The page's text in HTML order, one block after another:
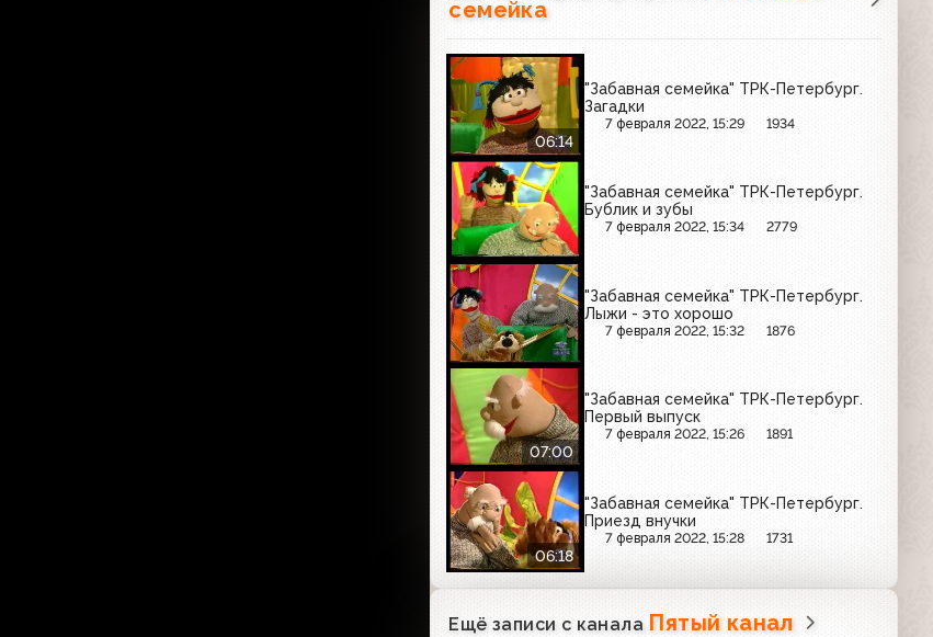
семейка
06:14
"Забавная семейка" ТРК-Петербург.
Загадки
7 февраля 2022, 15:29 1934
"Забавная семейка" ТРК-Петербург.
Бублик и зубы
7 февраля 2022, 15:34 2779
"Забавная семейка" ТРК-Петербург.
Лыжи - это хорошо
7 февраля 2022, 15:32 1876
07:00
"Забавная семейка" ТРК-Петербург.
Первый выпуск
7 февраля 2022, 15:26 1891
06:18
"Забавная семейка" ТРК-Петербург.
Приезд внучки
7 февраля 2022, 15:28 1731
Ещё записи с канала Пятый канал